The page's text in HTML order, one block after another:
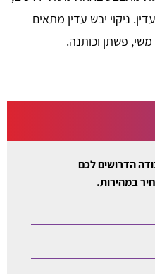
ניקוי יבש עדין מתאים
משי, פשתן וכותנה.
הדרושים לכם
במהירות.